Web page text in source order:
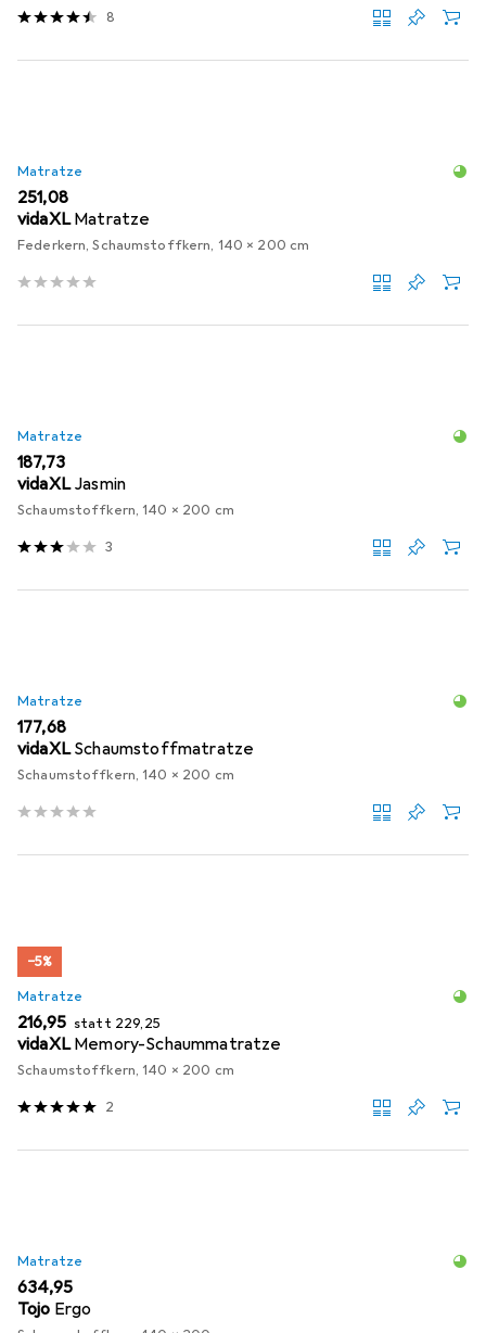
8
Matratze
EUR
251,08
vidaXL Matratze
Federkern, Schaumstoffkern, 140 x 200 cm
Matratze
EUR
187,73
vidaXL Jasmin
Schaumstoffkern, 140 x 200 cm
3
Matratze
EUR
177,68
vidaXL Schaumstoffmatratze
Schaumstoffkern, 140 x 200 cm
−5%
Matratze
EUR
216,95 statt EUR
229,25
vidaXL Memory-Schaummatratze
Schaumstoffkern, 140 x 200 cm
2
Matratze
EUR
634,95
Tojo Ergo